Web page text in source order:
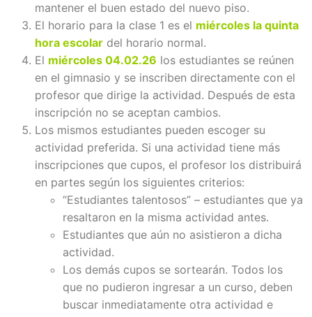
mantener el buen estado del nuevo piso.
El horario para la clase 1 es el miércoles la quinta
hora escolar del horario normal.
El miércoles 04.02.26 los estudiantes se reúnen
en el gimnasio y se inscriben directamente con el
profesor que dirige la actividad. Después de esta
inscripción no se aceptan cambios.
Los mismos estudiantes pueden escoger su
actividad preferida. Si una actividad tiene más
inscripciones que cupos, el profesor los distribuirá
en partes según los siguientes criterios:
“Estudiantes talentosos” – estudiantes que ya
resaltaron en la misma actividad antes.
Estudiantes que aún no asistieron a dicha
actividad.
Los demás cupos se sortearán. Todos los
que no pudieron ingresar a un curso, deben
buscar inmediatamente otra actividad e